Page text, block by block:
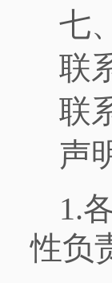
七
联
联
声
1.
性负